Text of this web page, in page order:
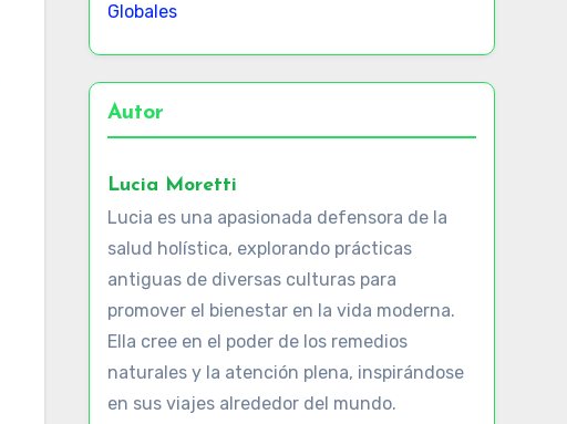
Globales
Autor
Lucia Moretti
Lucia es una apasionada defensora de la
salud holística, explorando prácticas
antiguas de diversas culturas para
promover el bienestar en la vida moderna.
Ella cree en el poder de los remedios
naturales y la atención plena, inspirándose
en sus viajes alrededor del mundo.